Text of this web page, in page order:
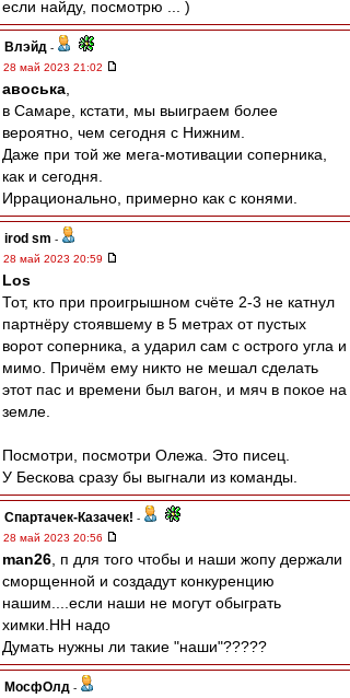
если найду, посмотрю ... )
Влэйд -
28 май 2023 21:02
авоська
в Самаре, кстати, мы выиграем более
вероятно, чем сегодня с Нижним.
Даже при той же мега-мотивации соперника,
как и сегодня.
Иррационально, примерно как с конями.
irod sm -
28 май 2023 20:59
Los
Тот, кто при проигрышном счёте 2-3 не катнул
партнёру стоявшему в 5 метрах от пустых
ворот соперника, а ударил сам с острого угла и
мимо. Причём ему никто не мешал сделать
этот пас и времени был вагон, и мяч в покое на
земле.
Посмотри, посмотри Олежа. Это писец.
У Бескова сразу бы выгнали из команды.
Спартачек-Казачек! -
28 май 2023 20:56
man26 , п для того чтобы и наши жопу держали
сморщенной и создадут конкуренцию
нашим....если наши не могут обыграть
химки.НН надо
Думать нужны ли такие "наши"?????
МосфОлд -